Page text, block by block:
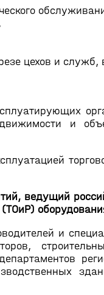
цехов и служб,
и
ведущий
и